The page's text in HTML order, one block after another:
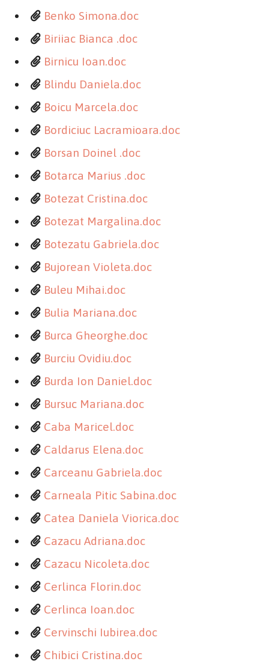
Benko Simona.doc
Biriiac Bianca .doc
Birnicu Ioan.doc
Blindu Daniela.doc
Boicu Marcela.doc
Bordiciuc Lacramioara.doc
Borsan Doinel .doc
Botarca Marius .doc
Botezat Cristina.doc
Botezat Margalina.doc
Botezatu Gabriela.doc
Bujorean Violeta.doc
Buleu Mihai.doc
Bulia Mariana.doc
Burca Gheorghe.doc
Burciu Ovidiu.doc
Burda Ion Daniel.doc
Bursuc Mariana.doc
Caba Maricel.doc
Caldarus Elena.doc
Carceanu Gabriela.doc
Carneala Pitic Sabina.doc
Catea Daniela Viorica.doc
Cazacu Adriana.doc
Cazacu Nicoleta.doc
Cerlinca Florin.doc
Cerlinca Ioan.doc
Cervinschi Iubirea.doc
Chibici Cristina.doc